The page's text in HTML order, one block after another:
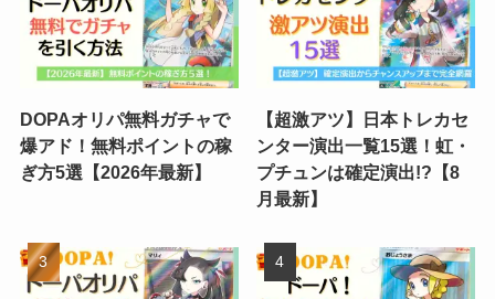
DOPAオリパ無料ガチャで
爆アド！無料ポイントの稼
ぎ方5選【2026年最新】
【超激アツ】日本トレカセ
ンター演出一覧15選！虹・
プチュンは確定演出!?【8
月最新】